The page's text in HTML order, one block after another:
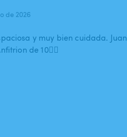
de 2026
y muy bien cuidada. Juan
de 10👌🏼